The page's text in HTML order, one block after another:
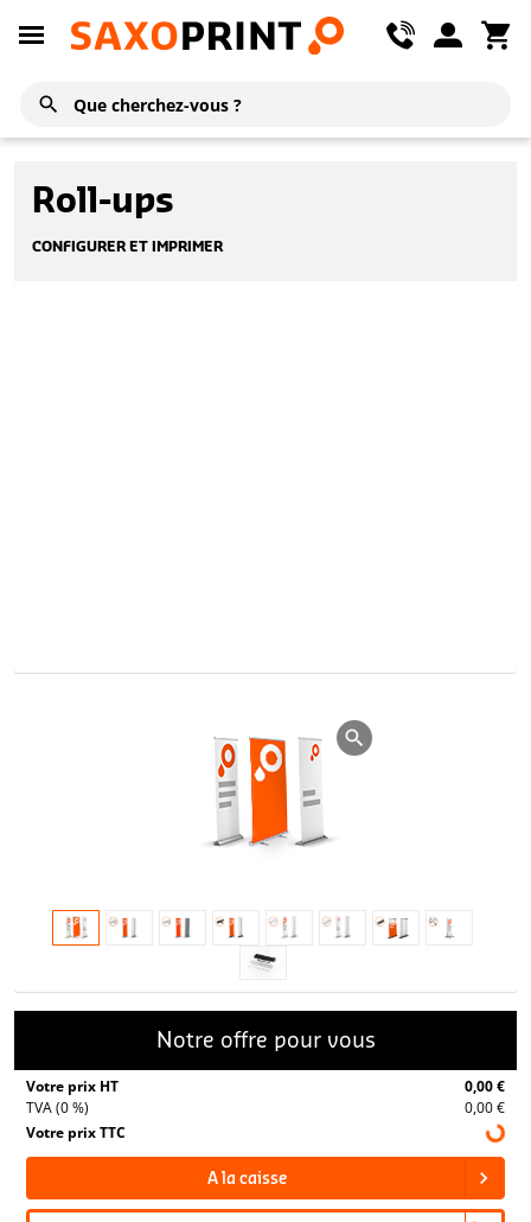
Roll-ups
CONFIGURER ET IMPRIMER
Notre offre pour vous
Votre prix HT
0,00 €
TVA (0 %)
0,00 €
Votre prix TTC
A la caisse